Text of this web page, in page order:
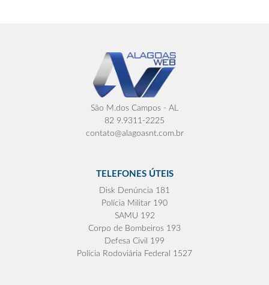
São M.dos Campos - AL
82 9.9311-2225
contato@alagoasnt.com.br
TELEFONES ÚTEIS
Disk Denúncia 181
Polícia Militar 190
SAMU 192
Corpo de Bombeiros 193
Defesa Civil 199
Polícia Rodoviária Federal 1527